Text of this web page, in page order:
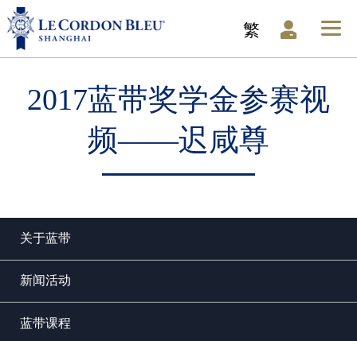
繁
2017蓝带奖学金参赛视
频——迟咸尊
关于蓝带
新闻活动
蓝带课程